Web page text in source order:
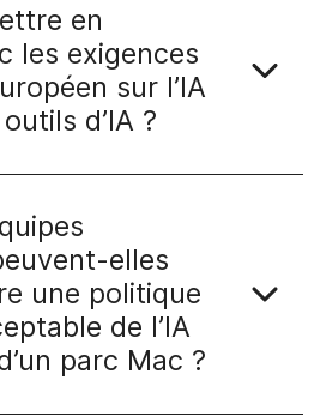
en
les exigences
sur l’IA
d’IA ?
elles
une politique
de l’IA
parc Mac ?